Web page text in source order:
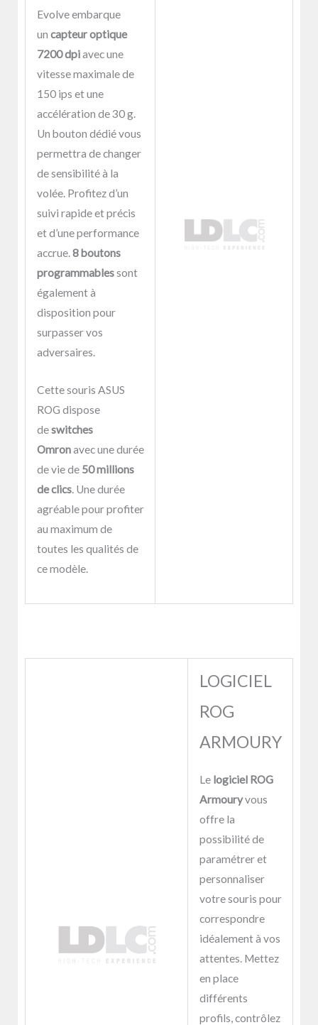
Evolve embarque
un capteur optique
7200 dpiavec une
vitesse maximale de
150 ips et une
accélération de 30 g.
Un bouton dédié vous
permettra de changer
de sensibilité à la
volée. Profitez d’un
suivi rapide et précis
et d’une performance
accrue.8 boutons
programmablessont
également à
disposition pour
surpasser vos
adversaires.
Cette souris ASUS
ROG dispose
deswitches
Omronavec une durée
de vie de 50 millions
de clics. Une durée
agréable pour profiter
au maximum de
toutes les qualités de
ce modèle.
LOGICIEL
ROG
ARMOURY
Le logiciel ROG
Armouryvous
offre la
possibilité de
paramétrer et
personnaliser
votre souris pour
correspondre
idéalement à vos
attentes. Mettez
en place
différents
profils, contrôlez